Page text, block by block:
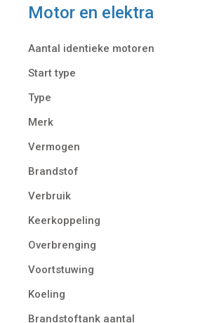
Motor en elektra
Aantal identieke motoren
Start type
Type
Merk
Vermogen
Brandstof
Verbruik
Keerkoppeling
Overbrenging
Voortstuwing
Koeling
Brandstoftank aantal